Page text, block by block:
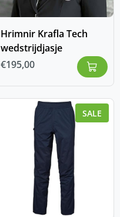
Hrimnir Krafla Tech
wedstrijdjasje
€195,00
SALE